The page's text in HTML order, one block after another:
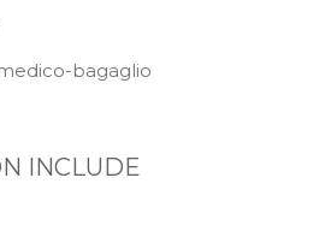
bagaglio
INCLUDE